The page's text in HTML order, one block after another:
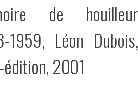
de houilleur
1959, Léon Dubois,
2001